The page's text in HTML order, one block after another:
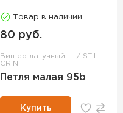
Товар в наличии
80 руб.
Вишер латунный
STIL
CRIN
Петля малая 95b
Купить